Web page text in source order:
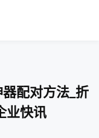
配对方法_折
业快讯